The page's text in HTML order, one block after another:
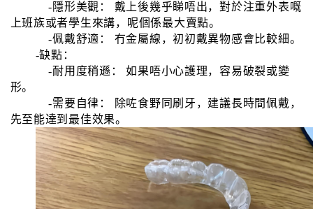
-隱形美觀： 戴上後幾乎睇唔出，對於注重外表嘅
上班族或者學生來講，呢個係最大賣點。
-佩戴舒適： 冇金屬線，初初戴異物感會比較細。
-缺點：
-耐用度稍遜： 如果唔小心護理，容易破裂或變
形。
-需要自律： 除咗食野同刷牙，建議長時間佩戴，
先至能達到最佳效果。